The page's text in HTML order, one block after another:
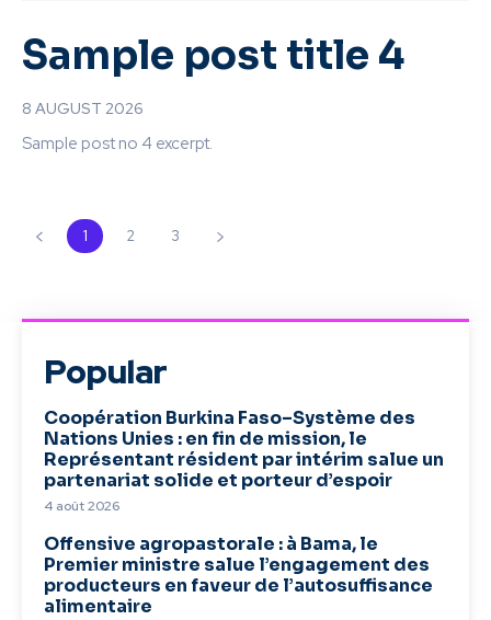
Sample post title 4
8 AUGUST 2026
Sample post no 4 excerpt.
1 2 3
Popular
Coopération Burkina Faso–Système des
Nations Unies : en fin de mission, le
Représentant résident par intérim salue un
partenariat solide et porteur d’espoir
4 août 2026
Offensive agropastorale : à Bama, le
Premier ministre salue l’engagement des
producteurs en faveur de l’autosuffisance
alimentaire